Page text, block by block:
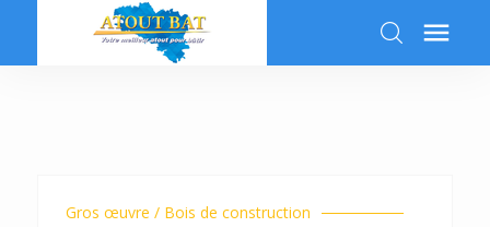
k 
Gros œuvre / Bois de construction